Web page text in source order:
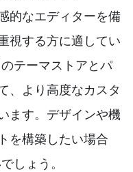
的なエディターを備
視する方に適してい
テーマストアとパ
、より高度なカスタ
ます。デザインや機
を構築したい場合
しょう。